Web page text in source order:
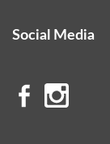
Social Media